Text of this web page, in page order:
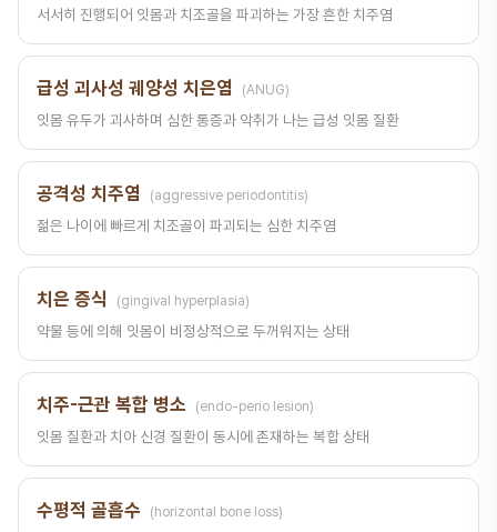
서서히 진행되어 잇몸과 치조골을 파괴하는 가장 흔한 치주염
급성 괴사성 궤양성 치은염 (ANUG)
잇몸 유두가 괴사하며 심한 통증과 악취가 나는 급성 잇몸 질환
공격성 치주염 (aggressive periodontitis)
젊은 나이에 빠르게 치조골이 파괴되는 심한 치주염
치은 증식 (gingival hyperplasia)
약물 등에 의해 잇몸이 비정상적으로 두꺼워지는 상태
치주-근관 복합 병소 (endo-perio lesion)
잇몸 질환과 치아 신경 질환이 동시에 존재하는 복합 상태
수평적 골흡수 (horizontal bone loss)